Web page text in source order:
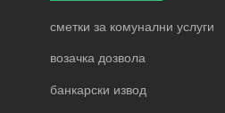
сметки за комунални услуги
возачка дозвола
банкарски извод